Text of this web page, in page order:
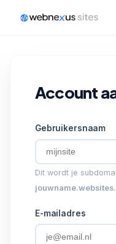
Account
Gebruikersnaam
Dit wordt je
jouwname
E-mailadres